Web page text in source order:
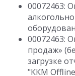
00072463:
00072463:
продаж»
загрузке
"ККМ